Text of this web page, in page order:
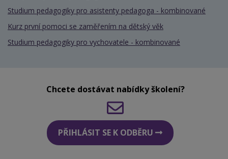
Studium pedagogiky pro asistenty pedagoga - kombinované
Kurz první pomoci se zaměřením na dětský věk
Studium pedagogiky pro vychovatele - kombinované
Chcete dostávat nabídky školení?
PŘIHLÁSIT SE K ODBĚRU